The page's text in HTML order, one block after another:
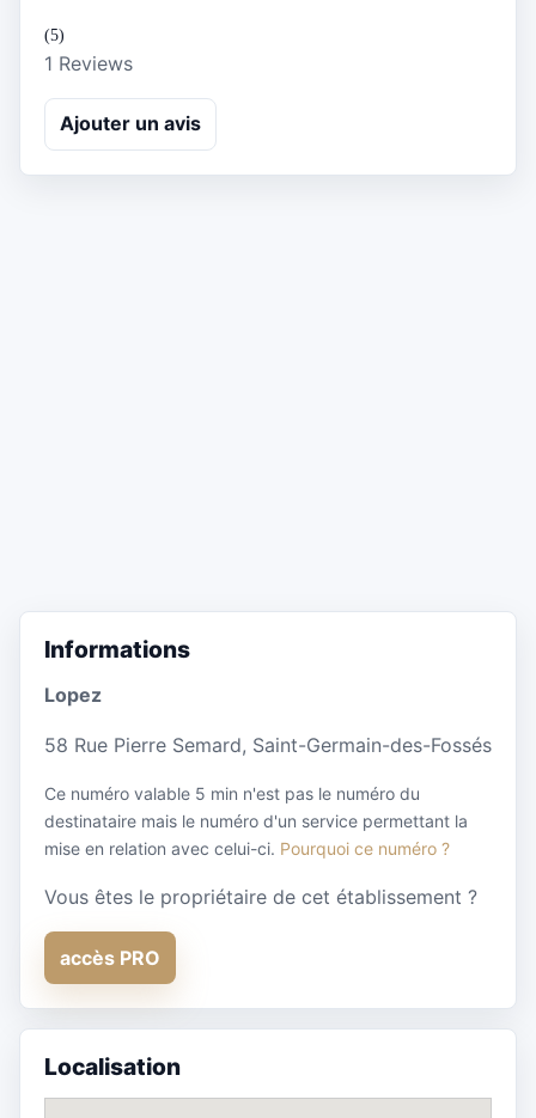
(5)
1 Reviews
Ajouter un avis
Informations
Lopez
58 Rue Pierre Semard, Saint-Germain-des-Fossés
Ce numéro valable 5 min n'est pas le numéro du
destinataire mais le numéro d'un service permettant la
mise en relation avec celui-ci. Pourquoi ce numéro ?
Vous êtes le propriétaire de cet établissement ?
accès PRO
Localisation